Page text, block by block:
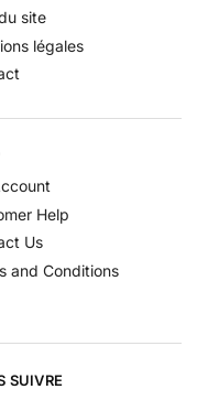
site
légales
Help
Us
and Conditions
SUIVRE